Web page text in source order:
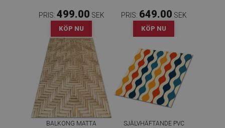
PRIS: 499.00 SEK
KÖP NU
PRIS: 649.00 SEK
KÖP NU
BALKONG MATTA
SJÄLVHÄFTANDE PVC